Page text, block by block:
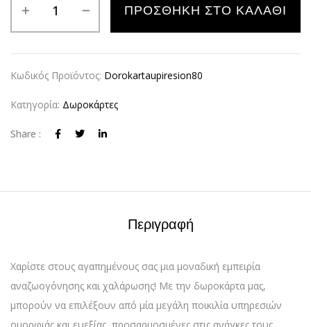
ΠΡΟΣΘΉΚΗ ΣΤΟ ΚΑΛΆΘΙ
Κωδικός Προϊόντος: Dorokartaupiresion80
Κατηγορία: Δωροκάρτες
Share :
Περιγραφή
Χαρίστε στους αγαπημένους σας μια μοναδική εμπειρία
αναζωογόνησης και χαλάρωσης! Με την δωροκάρτα μας,
μπορούν να επιλέξουν από μία μεγάλη ποικιλία υπηρεσιών